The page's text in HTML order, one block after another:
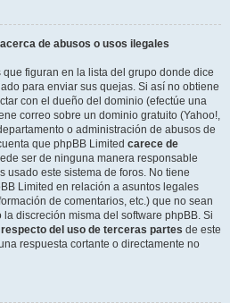
de abusos o usos ilegales
figuran en la lista del grupo donde dice
para enviar sus quejas. Si así no obtiene
con el dueño del dominio (efectúe una
correo sobre un dominio gratuito (Yahoo!,
o administración de abusos de
que phpBB Limited carece de
ser de ninguna manera responsable
usado este sistema de foros. No tiene
Limited en relación a asuntos legales
de comentarios, etc.) que no sean
discreción misma del software phpBB. Si
respecto del uso de terceras partes de este
respuesta cortante o directamente no